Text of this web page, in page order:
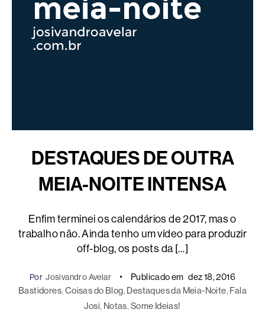
DESTAQUES DE OUTRA
MEIA-NOITE INTENSA
Enfim terminei os calendários de 2017, mas o
trabalho não. Ainda tenho um vídeo para produzir
off-blog, os posts da […]
Por Josivandro Avelar Publicado em dez 18, 2016
Bastidores, Coisas do Blog, Destaques da Meia-Noite, Fala
Josi, Notas, Some Ideias!